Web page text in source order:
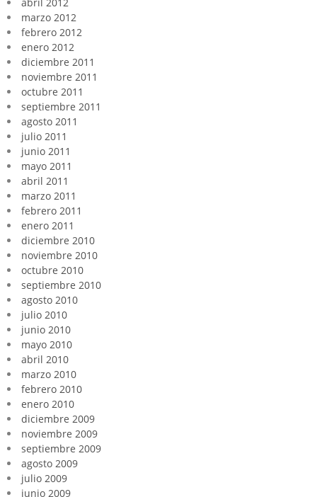
abril 2012
marzo 2012
febrero 2012
enero 2012
diciembre 2011
noviembre 2011
octubre 2011
septiembre 2011
agosto 2011
julio 2011
junio 2011
mayo 2011
abril 2011
marzo 2011
febrero 2011
enero 2011
diciembre 2010
noviembre 2010
octubre 2010
septiembre 2010
agosto 2010
julio 2010
junio 2010
mayo 2010
abril 2010
marzo 2010
febrero 2010
enero 2010
diciembre 2009
noviembre 2009
septiembre 2009
agosto 2009
julio 2009
junio 2009